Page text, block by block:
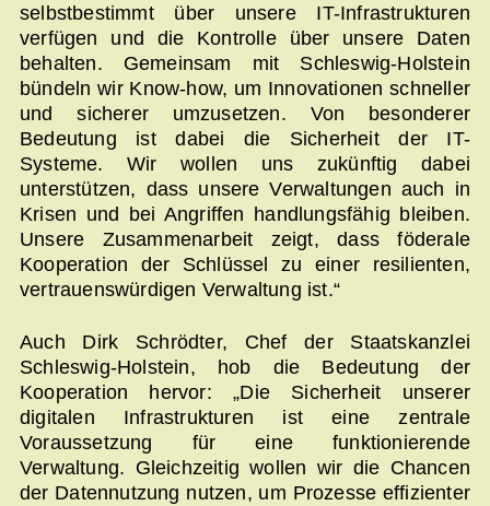
selbstbestimmt über unsere IT-Infrastrukturen
verfügen und die Kontrolle über unsere Daten
behalten. Gemeinsam mit Schleswig-Holstein
bündeln wir Know-how, um Innovationen schneller
und sicherer umzusetzen. Von besonderer
Bedeutung ist dabei die Sicherheit der IT-
Systeme. Wir wollen uns zukünftig dabei
unterstützen, dass unsere Verwaltungen auch in
Krisen und bei Angriffen handlungsfähig bleiben.
Unsere Zusammenarbeit zeigt, dass föderale
Kooperation der Schlüssel zu einer resilienten,
vertrauenswürdigen Verwaltung ist.“
Auch Dirk Schrödter, Chef der Staatskanzlei
Schleswig-Holstein, hob die Bedeutung der
Kooperation hervor: „Die Sicherheit unserer
digitalen Infrastrukturen ist eine zentrale
Voraussetzung für eine funktionierende
Verwaltung. Gleichzeitig wollen wir die Chancen
der Datennutzung nutzen, um Prozesse effizienter